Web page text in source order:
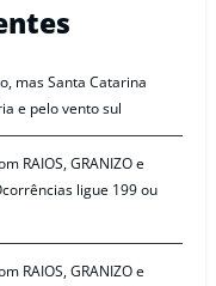
mas Santa Catarina
e pelo vento sul
RAIOS, GRANIZO e
ligue 199 ou
RAIOS, GRANIZO e